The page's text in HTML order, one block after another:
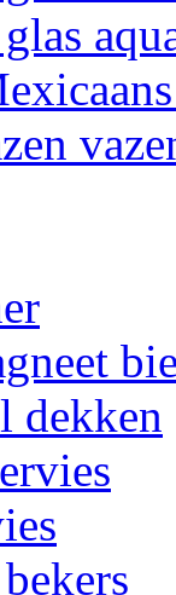
dekken